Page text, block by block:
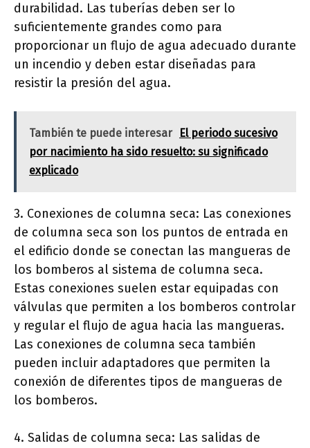
durabilidad. Las tuberías deben ser lo
suficientemente grandes como para
proporcionar un flujo de agua adecuado durante
un incendio y deben estar diseñadas para
resistir la presión del agua.
También te puede interesar
El periodo sucesivo
por nacimiento ha sido resuelto: su significado
explicado
3. Conexiones de columna seca: Las conexiones
de columna seca son los puntos de entrada en
el edificio donde se conectan las mangueras de
los bomberos al sistema de columna seca.
Estas conexiones suelen estar equipadas con
válvulas que permiten a los bomberos controlar
y regular el flujo de agua hacia las mangueras.
Las conexiones de columna seca también
pueden incluir adaptadores que permiten la
conexión de diferentes tipos de mangueras de
los bomberos.
4. Salidas de columna seca: Las salidas de